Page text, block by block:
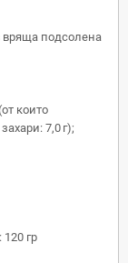
вряща подсолена
които
7,0 г);
гр